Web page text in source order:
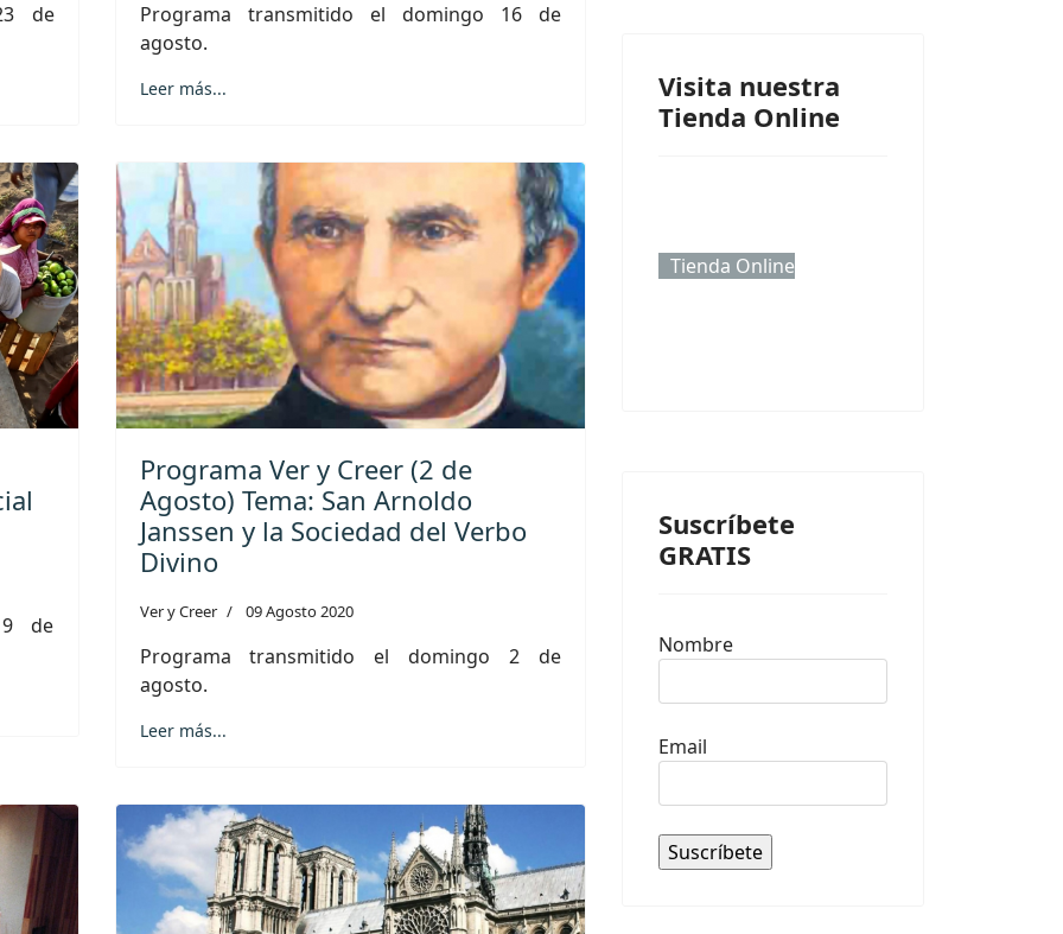
de
Programa transmitido el domingo 16 de
agosto.
Leer más...
de
Programa Ver y Creer (2 de
Agosto) Tema: San Arnoldo
Janssen y la Sociedad del Verbo
Divino
Ver y Creer 09 Agosto 2020
Programa transmitido el domingo 2 de
agosto.
Leer más...
Visita nuestra
Tienda Online
Tienda Online
Suscríbete
GRATIS
Nombre
Email